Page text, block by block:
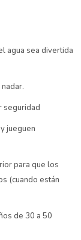
agua sea divertida
seguridad
jueguen
para que los
(cuando están
de 30 a 50